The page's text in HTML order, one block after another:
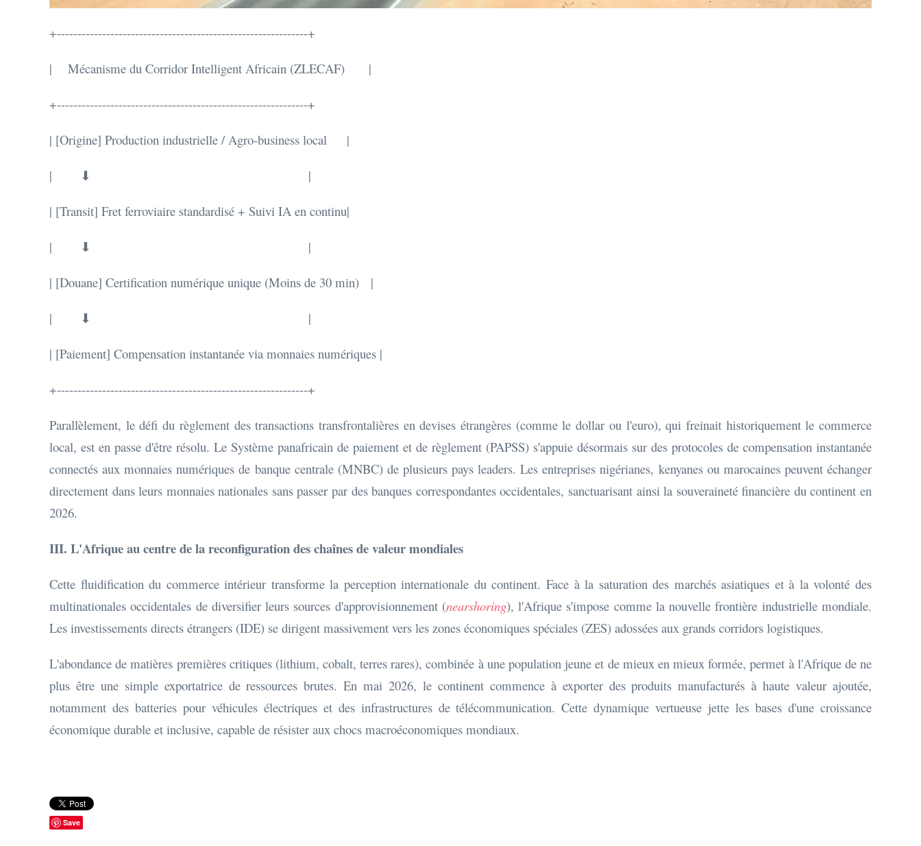
+-------------------------------------------------------------+
| Mécanisme du Corridor Intelligent Africain (ZLECAF) |
+-------------------------------------------------------------+
| [Origine] Production industrielle / Agro-business local |
| ⬇ |
| [Transit] Fret ferroviaire standardisé + Suivi IA en continu|
| ⬇ |
| [Douane] Certification numérique unique (Moins de 30 min) |
| ⬇ |
| [Paiement] Compensation instantanée via monnaies numériques |
+-------------------------------------------------------------+
Parallèlement, le défi du règlement des transactions transfrontalières en devises étrangères (comme le dollar ou l'euro), qui freinait historiquement le commerce
local, est en passe d'être résolu. Le Système panafricain de paiement et de règlement (PAPSS) s'appuie désormais sur des protocoles de compensation instantanée
connectés aux monnaies numériques de banque centrale (MNBC) de plusieurs pays leaders. Les entreprises nigérianes, kenyanes ou marocaines peuvent échanger
directement dans leurs monnaies nationales sans passer par des banques correspondantes occidentales, sanctuarisant ainsi la souveraineté financière du continent en
2026.
III. L'Afrique au centre de la reconfiguration des chaînes de valeur mondiales
Cette fluidification du commerce intérieur transforme la perception internationale du continent. Face à la saturation des marchés asiatiques et à la volonté des
multinationales occidentales de diversifier leurs sources d'approvisionnement (nearshoring), l'Afrique s'impose comme la nouvelle frontière industrielle mondiale.
Les investissements directs étrangers (IDE) se dirigent massivement vers les zones économiques spéciales (ZES) adossées aux grands corridors logistiques.
L'abondance de matières premières critiques (lithium, cobalt, terres rares), combinée à une population jeune et de mieux en mieux formée, permet à l'Afrique de ne
plus être une simple exportatrice de ressources brutes. En mai 2026, le continent commence à exporter des produits manufacturés à haute valeur ajoutée,
notamment des batteries pour véhicules électriques et des infrastructures de télécommunication. Cette dynamique vertueuse jette les bases d'une croissance
économique durable et inclusive, capable de résister aux chocs macroéconomiques mondiaux.
Save